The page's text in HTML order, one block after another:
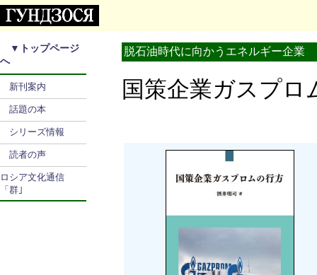
▼ トップページ
へ
新刊案内
話題の本
シリーズ情報
読者の声
ロシア文化通信
「群｣
脱石油時代に向かうエネルギー企業
国策企業ガスプ